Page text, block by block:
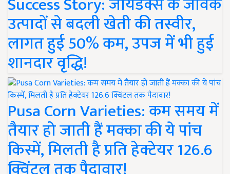
उत्पादों से बदली खेती की तस्वीर,
लागत हुई 50% कम, उपज में भी हुई
शानदार वृद्धि!
Pusa Corn Varieties: कम समय में
तैयार हो जाती हैं मक्का की ये पांच
किस्में, मिलती है प्रति हेक्टेयर 126.6